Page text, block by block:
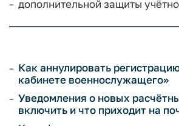
дополнительной защиты
Как аннулировать
кабинете военнослужащего»
Уведомления о новых
включить и что приходит на